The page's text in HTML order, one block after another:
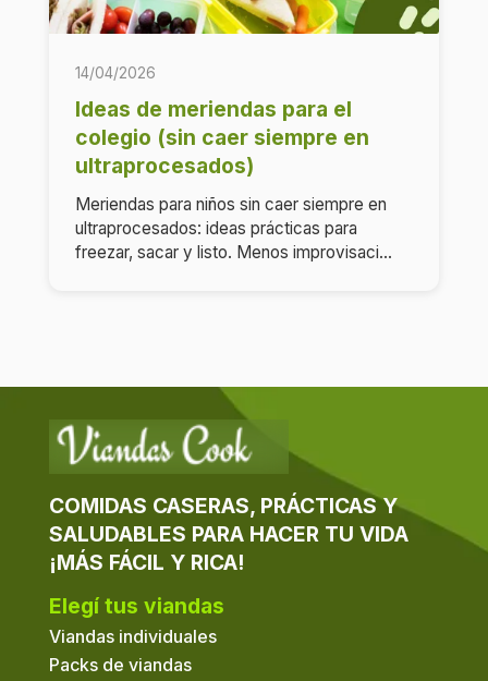
14/04/2026
Ideas de meriendas para el
colegio (sin caer siempre en
ultraprocesados)
Meriendas para niños sin caer siempre en
ultraprocesados: ideas prácticas para
freezar, sacar y listo. Menos improvisaci...
COMIDAS CASERAS, PRÁCTICAS Y
SALUDABLES PARA HACER TU VIDA
¡MÁS FÁCIL Y RICA!
Elegí tus viandas
Viandas individuales
Packs de viandas